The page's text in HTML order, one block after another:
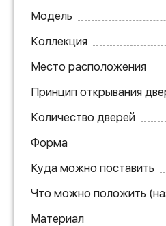
Модель
Коллекция
Место расположения
Принцип открывания
Количество дверей
Форма
Куда можно поставить
Что можно положить
Материал